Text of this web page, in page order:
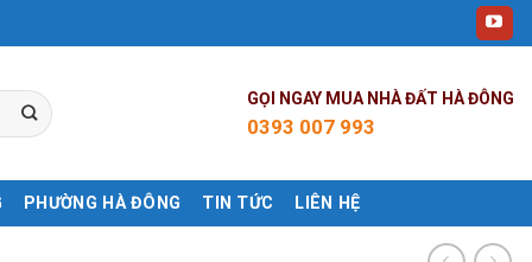
GỌI NGAY MUA NHÀ ĐẤT HÀ ĐÔNG
0393 007 993
PHƯỜNG HÀ ĐÔNG TIN TỨC LIÊN HỆ